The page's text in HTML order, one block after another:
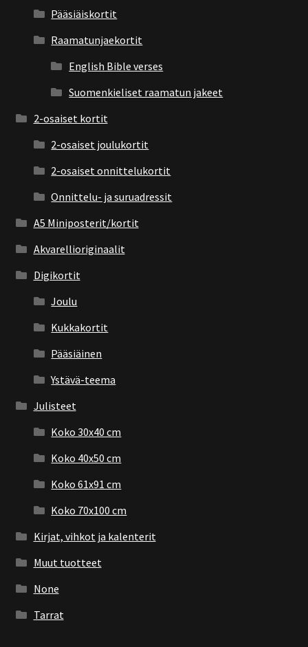
Pääsiäiskortit
Raamatunjaekortit
English Bible verses
Suomenkieliset raamatun jakeet
2-osaiset kortit
2-osaiset joulukortit
2-osaiset onnittelukortit
Onnittelu- ja suruadressit
A5 Miniposterit/kortit
Akvarellioriginaalit
Digikortit
Joulu
Kukkakortit
Pääsiäinen
Ystävä-teema
Julisteet
Koko 30x40 cm
Koko 40x50 cm
Koko 61x91 cm
Koko 70x100 cm
Kirjat, vihkot ja kalenterit
Muut tuotteet
None
Tarrat